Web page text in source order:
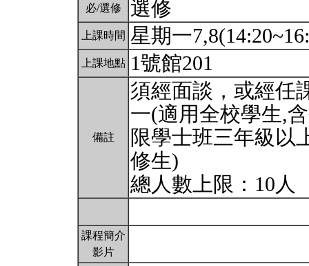
必/選修 選修
上課時間 星期一
上課地點 1號館201
備註
須經面談，或經任
一(適用全校學生,
限學士班三年級以
修生)
總人數上限：10人
課程簡介
影片